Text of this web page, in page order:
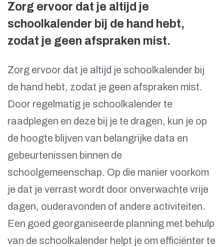
Zorg ervoor dat je altijd je
schoolkalender bij de hand hebt,
zodat je geen afspraken mist.
Zorg ervoor dat je altijd je schoolkalender bij
de hand hebt, zodat je geen afspraken mist.
Door regelmatig je schoolkalender te
raadplegen en deze bij je te dragen, kun je op
de hoogte blijven van belangrijke data en
gebeurtenissen binnen de
schoolgemeenschap. Op die manier voorkom
je dat je verrast wordt door onverwachte vrije
dagen, ouderavonden of andere activiteiten.
Een goed georganiseerde planning met behulp
van de schoolkalender helpt je om efficiënter te